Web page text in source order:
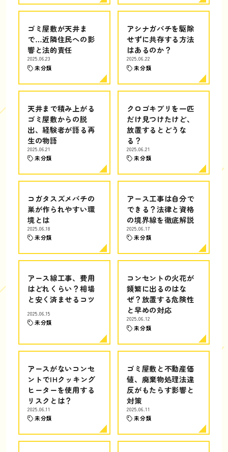
ゴミ屋敷が天井ま
で…近隣住民への影
響と法的責任
2025.06.23
未分類
アシナガバチを駆除
せずに共存する方法
はあるのか？
2025.06.22
未分類
天井まで積み上がる
ゴミ屋敷からの脱
出、経験者が語る再
生の物語
2025.06.21
未分類
クロゴキブリを一匹
だけ見つけたけど、
放置するとどうな
る？
2025.06.21
未分類
コガタスズメバチの
巣が作られやすい環
境とは
2025.06.18
未分類
アース工事は自分で
できる？法律と資格
の境界線を徹底解説
2025.06.17
未分類
アース線工事、費用
はどれくらい？相場
と安く済ませるコツ
2025.06.15
未分類
コンセントの火花が
頻繁に出るのはな
ぜ？放置する危険性
と早めの対応
2025.06.12
未分類
アースがないコンセ
ントでIHクッキング
ヒーターを使用する
リスクとは？
2025.06.11
未分類
ゴミ屋敷と不動産価
値、廃棄物処理法違
反がもたらす影響と
対策
2025.06.11
未分類